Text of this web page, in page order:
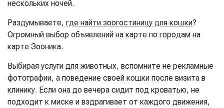
нескольких ночей.
Раздумываете, где найти зоогостиницу для кошки?
Огромный выбор объявлений на карте по городам на
карте Зооника.
Выбирая услуги для животных, вспомните не рекламные
фотографии, а поведение своей кошки после визита в
клинику. Если она до вечера сидит под кроватью, не
подходит к миске и вздрагивает от каждого движения,